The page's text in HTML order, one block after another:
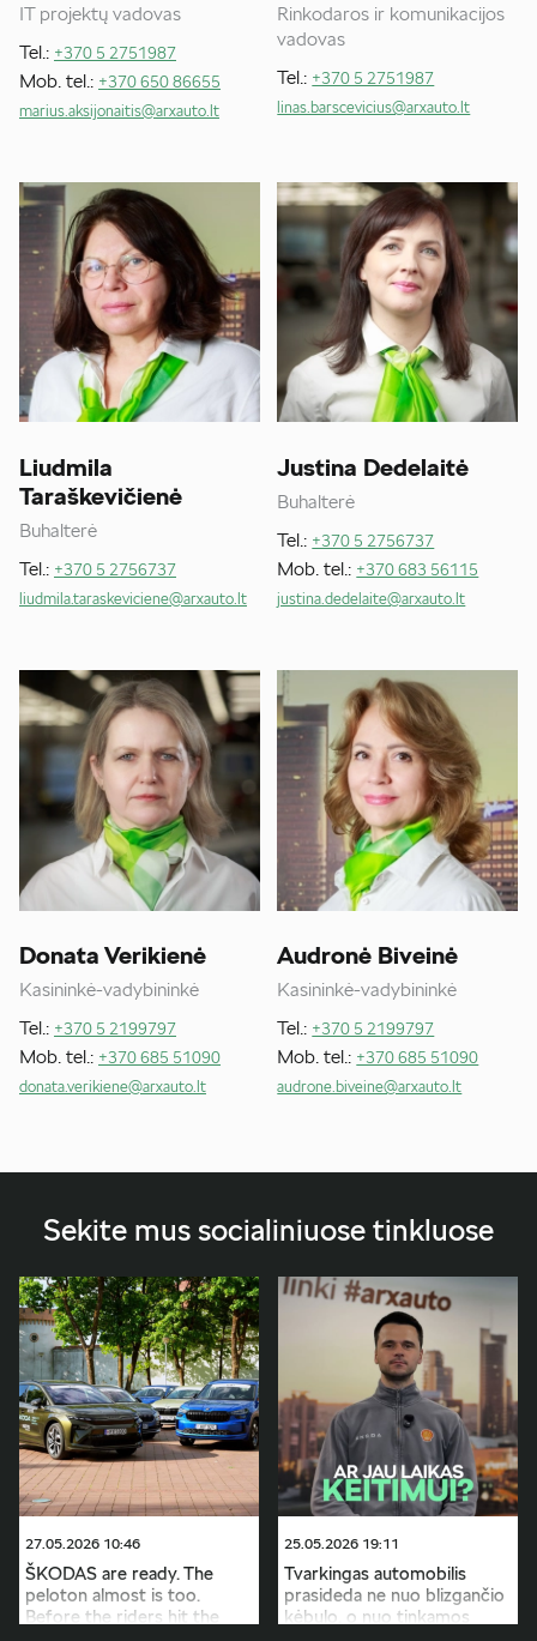
IT projektų vadovas
Tel.: +370 5 2751987
Mob. tel.: +370 650 86655
marius.aksijonaitis@arxauto.lt
Rinkodaros ir komunikacijos
vadovas
Tel.: +370 5 2751987
linas.barscevicius@arxauto.lt
Liudmila
Taraškevičienė
Buhalterė
Tel.: +370 5 2756737
liudmila.taraskeviciene@arxauto.lt
Justina Dedelaitė
Buhalterė
Tel.: +370 5 2756737
Mob. tel.: +370 683 56115
justina.dedelaite@arxauto.lt
Donata Verikienė
Kasininkė-vadybininkė
Tel.: +370 5 2199797
Mob. tel.: +370 685 51090
donata.verikiene@arxauto.lt
Audronė Biveinė
Kasininkė-vadybininkė
Tel.: +370 5 2199797
Mob. tel.: +370 685 51090
audrone.biveine@arxauto.lt
Sekite mus socialiniuose tinkluose
27.05.2026 10:46
ŠKODAS are ready. The
peloton almost is too.
Before the riders hit the
25.05.2026 19:11
Tvarkingas automobilis
prasideda ne nuo blizgančio
kėbulo, o nuo tinkamos